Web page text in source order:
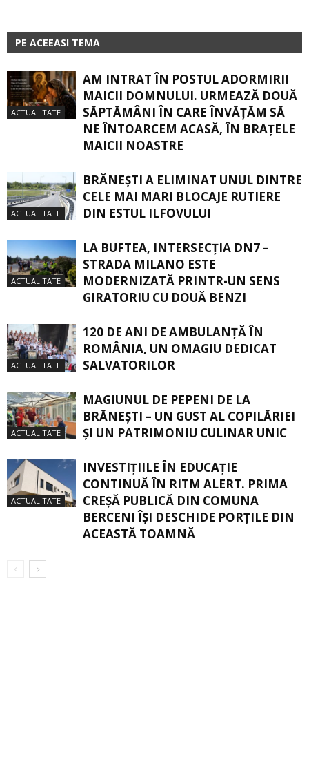
PE ACEEASI TEMA
ACTUALITATE
AM INTRAT ÎN POSTUL ADORMIRII
MAICII DOMNULUI. URMEAZĂ DOUĂ
SĂPTĂMÂNI ÎN CARE ÎNVĂŢĂM SĂ
NE ÎNTOARCEM ACASĂ, ÎN BRAŢELE
MAICII NOASTRE
ACTUALITATE
BRĂNEȘTI A ELIMINAT UNUL DINTRE
CELE MAI MARI BLOCAJE RUTIERE
DIN ESTUL ILFOVULUI
ACTUALITATE
LA BUFTEA, INTERSECŢIA DN7 –
STRADA MILANO ESTE
MODERNIZATĂ PRINTR-UN SENS
GIRATORIU CU DOUĂ BENZI
ACTUALITATE
120 DE ANI DE AMBULANȚĂ ÎN
ROMÂNIA, UN OMAGIU DEDICAT
SALVATORILOR
ACTUALITATE
MAGIUNUL DE PEPENI DE LA
BRĂNEŞTI – UN GUST AL COPILĂRIEI
ŞI UN PATRIMONIU CULINAR UNIC
ACTUALITATE
INVESTIȚIILE ÎN EDUCAȚIE
CONTINUĂ ÎN RITM ALERT. PRIMA
CREŞĂ PUBLICĂ DIN COMUNA
BERCENI ÎŞI DESCHIDE PORŢILE DIN
ACEASTĂ TOAMNĂ